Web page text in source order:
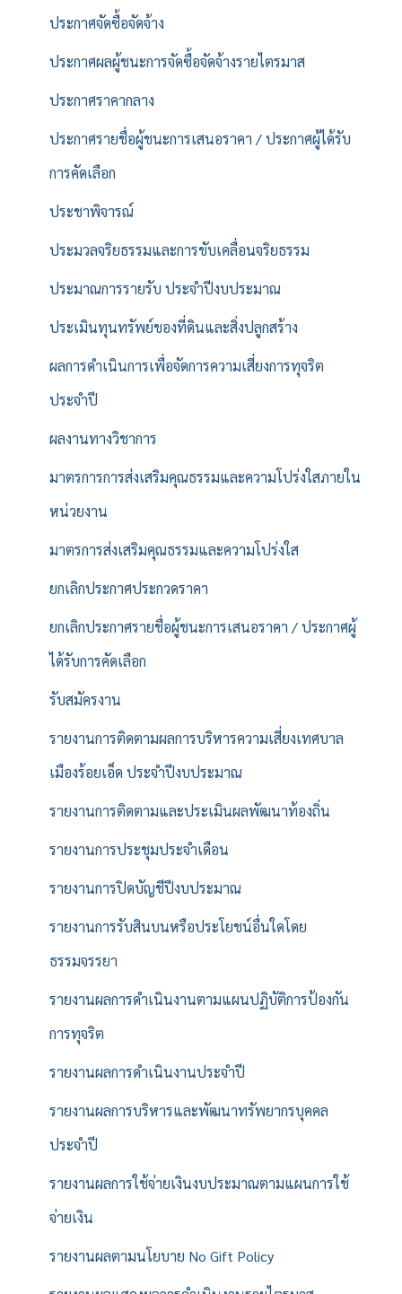
ประกาศจัดซื้อจัดจ้าง
ประกาศผลผู้ชนะการจัดซื้อจัดจ้างรายไตรมาส
ประกาศราคากลาง
ประกาศรายชื่อผู้ชนะการเสนอราคา / ประกาศผู้ได้รับ
การคัดเลือก
ประชาพิจารณ์
ประมวลจริยธรรมและการขับเคลื่อนจริยธรรม
ประมาณการรายรับ ประจำปีงบประมาณ
ประเมินทุนทรัพย์ของที่ดินและสิ่งปลูกสร้าง
ผลการดำเนินการเพื่อจัดการความเสี่ยงการทุจริต
ประจำปี
ผลงานทางวิชาการ
มาตรการการส่งเสริมคุณธรรมและความโปร่งใสภายใน
หน่วยงาน
มาตรการส่งเสริมคุณธรรมและความโปร่งใส
ยกเลิกประกาศประกวดราคา
ยกเลิกประกาศรายชื่อผู้ชนะการเสนอราคา / ประกาศผู้
ได้รับการคัดเลือก
รับสมัครงาน
รายงานการติดตามผลการบริหารความเสี่ยงเทศบาล
เมืองร้อยเอ็ด ประจำปีงบประมาณ
รายงานการติดตามและประเมินผลพัฒนาท้องถิ่น
รายงานการประชุมประจำเดือน
รายงานการปิดบัญชีปีงบประมาณ
รายงานการรับสินบนหรือประโยชน์อื่นใดโดย
ธรรมจรรยา
รายงานผลการดำเนินงานตามแผนปฏิบัติการป้องกัน
การทุจริต
รายงานผลการดำเนินงานประจำปี
รายงานผลการบริหารและพัฒนาทรัพยากรบุคคล
ประจำปี
รายงานผลการใช้จ่ายเงินงบประมาณตามแผนการใช้
จ่ายเงิน
รายงานผลตามนโยบาย No Gift Policy